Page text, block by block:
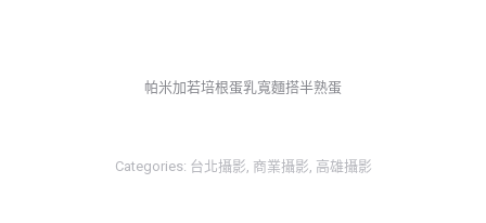
帕米加若培根蛋乳寬麵搭半熟蛋
Categories: 台北攝影, 商業攝影, 高雄攝影